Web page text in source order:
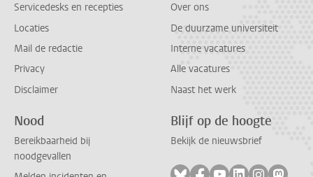
Servicedesks en recepties
Locaties
Mail de redactie
Privacy
Disclaimer
Over ons
De duurzame universiteit
Interne vacatures
Alle vacatures
Naast het werk
Nood
Bereikbaarheid bij
noodgevallen
Blijf op de hoogte
Bekijk de nieuwsbrief
Volg ons op bluesky
Volg ons op facebook
Volg ons op
Volg ons op
Volg ons
Volg